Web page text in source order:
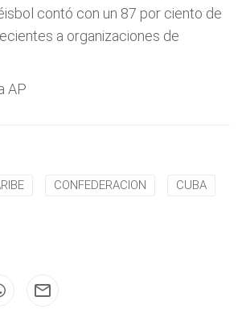
contó con un 87 por ciento de
a organizaciones de
AP
CONFEDERACION CUBA